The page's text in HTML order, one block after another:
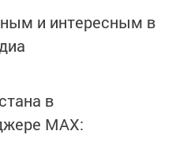
и интересным в
в
MАХ: